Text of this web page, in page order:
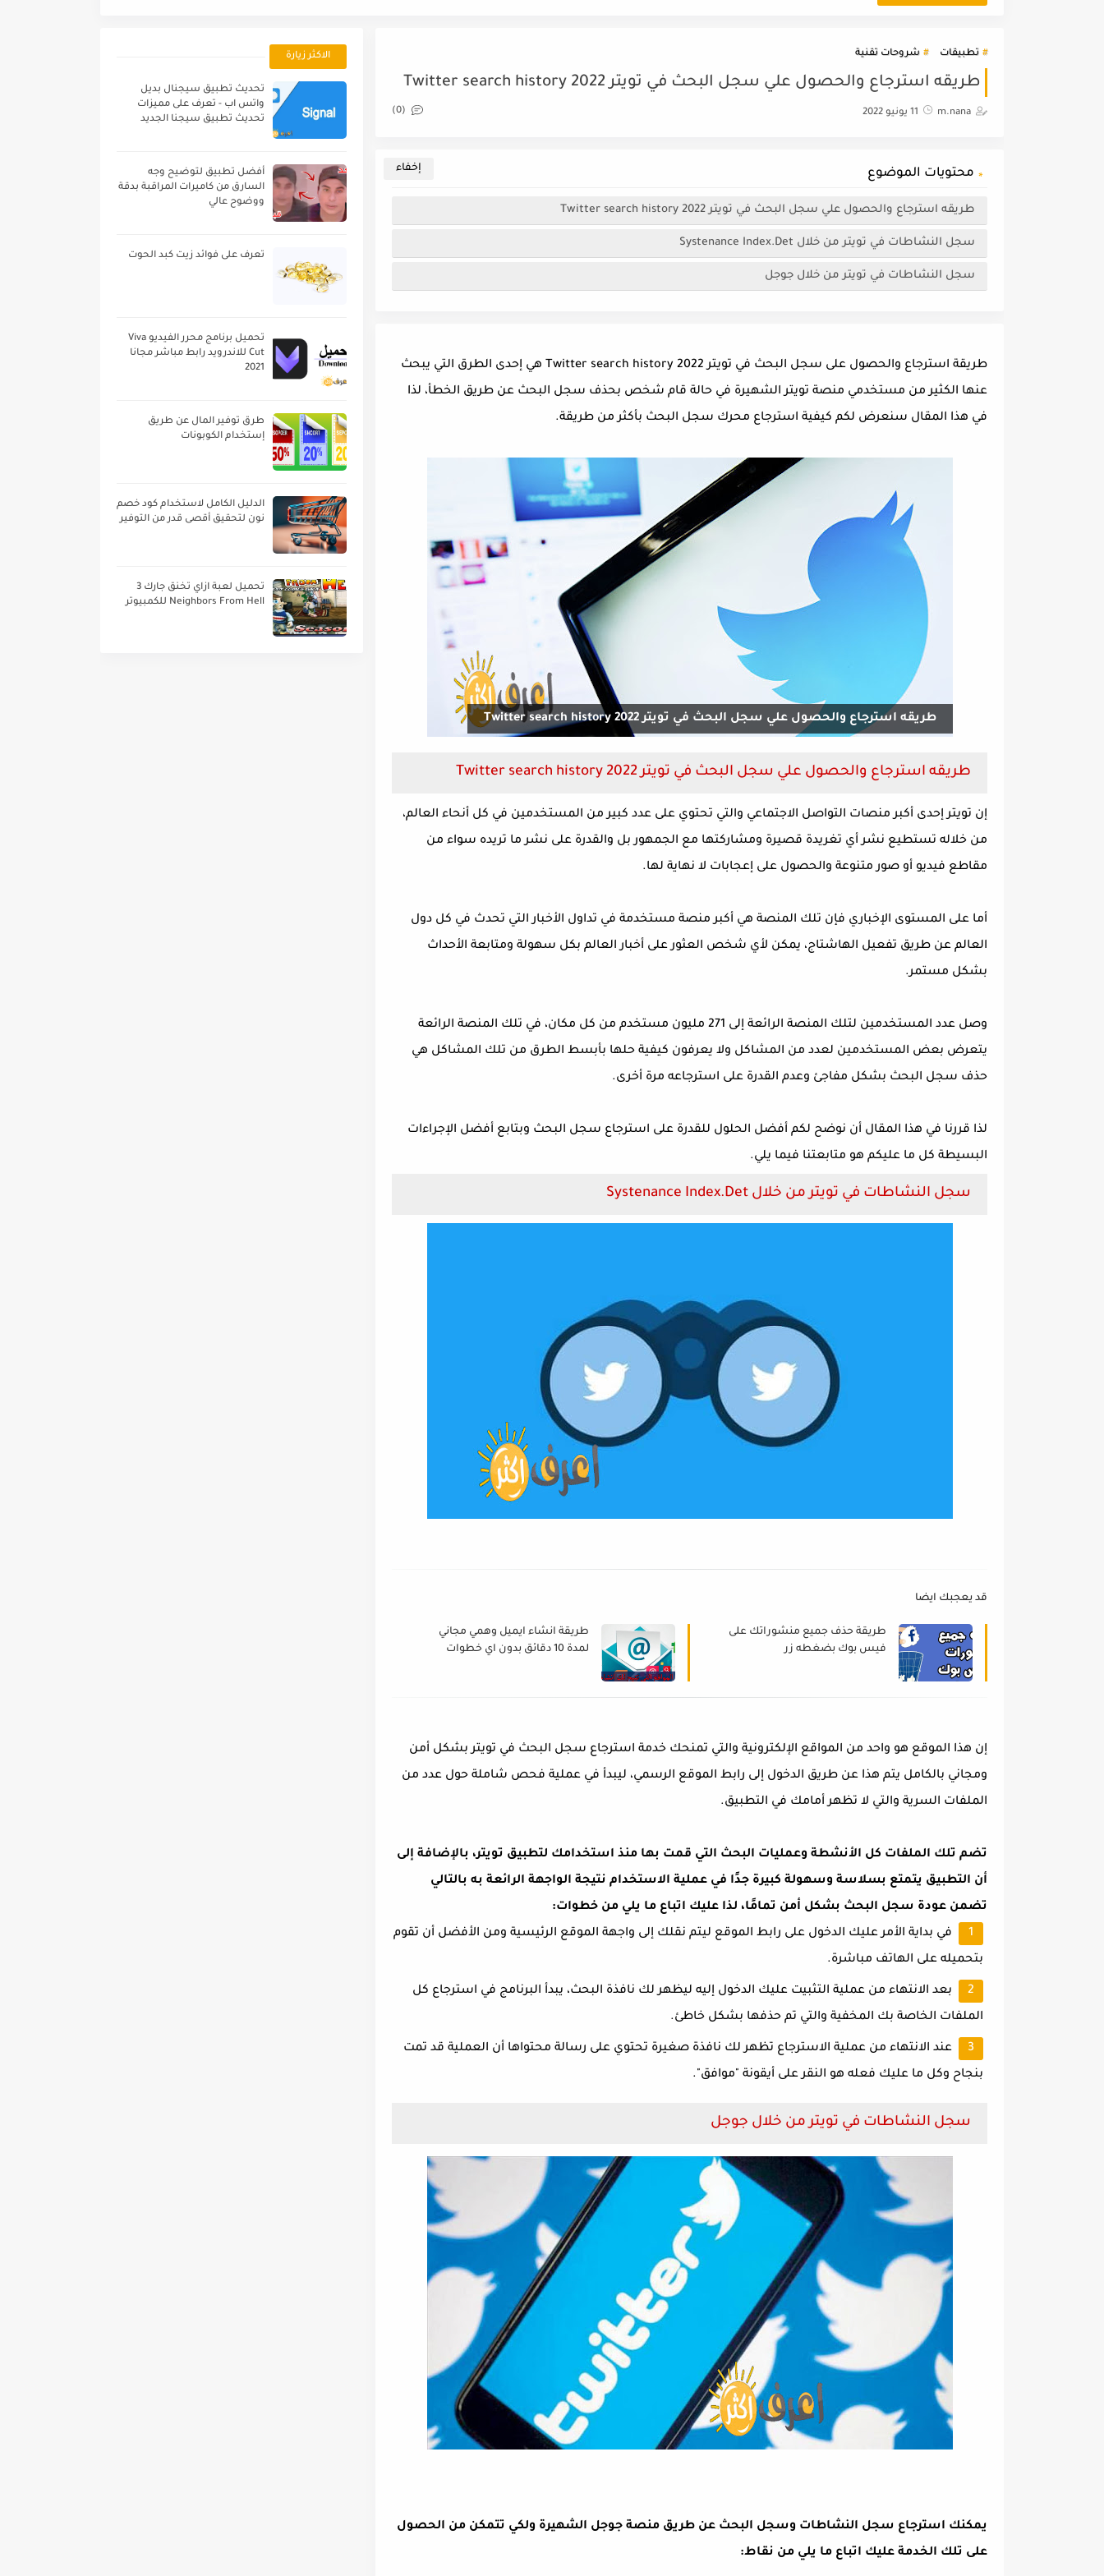
تطبيقات شروحات تقنية
طريقه استرجاع والحصول علي سجل البحث في تويتر Twitter search history 2022
m.nana 11 يونيو 2022 (0)
محتويات الموضوع
طريقه استرجاع والحصول علي سجل البحث في تويتر Twitter search history 2022
سجل النشاطات في تويتر من خلال Systenance Index.Det
سجل النشاطات في تويتر من خلال جوجل
طريقة استرجاع والحصول على سجل البحث في تويتر Twitter search history 2022 هي إحدى الطرق التي يبحث
عنها الكثير من مستخدمي منصة تويتر الشهيرة في حالة قام شخص بحذف سجل البحث عن طريق الخطأ، لذا
في هذا المقال سنعرض لكم كيفية استرجاع محرك سجل البحث بأكثر من طريقة.
طريقه استرجاع والحصول علي سجل البحث في تويتر Twitter search history 2022
طريقه استرجاع والحصول علي سجل البحث في تويتر Twitter search history 2022
إن تويتر إحدى أكبر منصات التواصل الاجتماعي والتي تحتوي على عدد كبير من المستخدمين في كل أنحاء العالم،
من خلاله تستطيع نشر أي تغريدة قصيرة ومشاركتها مع الجمهور بل والقدرة على نشر ما تريده سواء من
مقاطع فيديو أو صور متنوعة والحصول على إعجابات لا نهاية لها.
أما على المستوى الإخباري فإن تلك المنصة هي أكبر منصة مستخدمة في تداول الأخبار التي تحدث في كل دول
العالم عن طريق تفعيل الهاشتاج، يمكن لأي شخص العثور على أخبار العالم بكل سهولة ومتابعة الأحداث
بشكل مستمر.
وصل عدد المستخدمين لتلك المنصة الرائعة إلى 271 مليون مستخدم من كل مكان، في تلك المنصة الرائعة
يتعرض بعض المستخدمين لعدد من المشاكل ولا يعرفون كيفية حلها بأبسط الطرق من تلك المشاكل هي
حذف سجل البحث بشكل مفاجئ وعدم القدرة على استرجاعه مرة أخرى.
لذا قررنا في هذا المقال أن نوضح لكم أفضل الحلول للقدرة على استرجاع سجل البحث وبتابع أفضل الإجراءات
البسيطة كل ما عليكم هو متابعتنا فيما يلي.
سجل النشاطات في تويتر من خلال Systenance Index.Det
قد يعجبك ايضا
طريقة حذف جميع منشوراتك على
فيس بوك بضغطه زر
طريقة انشاء ايميل وهمي مجاني
لمدة 10 دقائق بدون اي خطوات
إن هذا الموقع هو واحد من المواقع الإلكترونية والتي تمنحك خدمة استرجاع سجل البحث في تويتر بشكل أمن
ومجاني بالكامل يتم هذا عن طريق الدخول إلى رابط الموقع الرسمي، ليبدأ في عملية فحص شاملة حول عدد من
الملفات السرية والتي لا تظهر أمامك في التطبيق.
تضم تلك الملفات كل الأنشطة وعمليات البحث التي قمت بها منذ استخدامك لتطبيق تويتر، بالإضافة إلى
أن التطبيق يتمتع بسلاسة وسهولة كبيرة جدًا في عملية الاستخدام نتيجة الواجهة الرائعة به بالتالي
تضمن عودة سجل البحث بشكل أمن تمامًا، لذا عليك اتباع ما يلي من خطوات:
في بداية الأمر عليك الدخول على رابط الموقع ليتم نقلك إلى واجهة الموقع الرئيسية ومن الأفضل أن تقوم
بتحميله على الهاتف مباشرة.
بعد الانتهاء من عملية التثبيت عليك الدخول إليه ليظهر لك نافذة البحث، يبدأ البرنامج في استرجاع كل
الملفات الخاصة بك المخفية والتي تم حذفها بشكل خاطئ.
عند الانتهاء من عملية الاسترجاع تظهر لك نافذة صغيرة تحتوي على رسالة محتواها أن العملية قد تمت
بنجاح وكل ما عليك فعله هو النقر على أيقونة "موافق".
سجل النشاطات في تويتر من خلال جوجل
يمكنك استرجاع سجل النشاطات وسجل البحث عن طريق منصة جوجل الشهيرة ولكي تتمكن من الحصول
على تلك الخدمة عليك اتباع ما يلي من نقاط:
الاكثر زيارة
تحديث تطبيق سيجنال بديل
واتس اب - تعرف على مميزات
تحديث تطبيق سيجنا الجديد
أفضل تطبيق لتوضيح وجه
السارق من كاميرات المراقبة بدقة
ووضوح عالي
تعرف على فوائد زيت كبد الحوت
تحميل برنامج محرر الفيديو Viva
Cut للاندرويد رابط مباشر مجانا
2021
طرق توفير المال عن طريق
إستخدام الكوبونات
الدليل الكامل لاستخدام كود خصم
نون لتحقيق أقصى قدر من التوفير
تحميل لعبة ازاي تخنق جارك 3
Neighbors From Hell للكمبيوتر